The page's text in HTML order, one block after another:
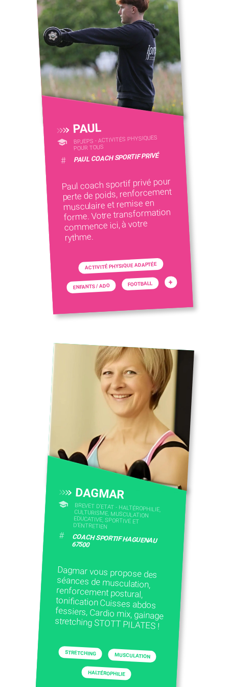
PAUL
BPJEPS - ACTIVITÉS PHYSIQUES
POUR TOUS
# PAUL COACH SPORTIF PRIVÉ
Paul coach sportif privé pour
perte de poids, renforcement
musculaire et remise en
forme. Votre transformation
commence ici, à votre
rythme.
ACTIVITÉ PHYSIQUE ADAPTÉE
ENFANTS / ADO FOOTBALL +
DAGMAR
BREVET D'ETAT - HALTÉROPHILIE,
CULTURISME, MUSCULATION
EDUCATIVE, SPORTIVE ET
D'ENTRETIEN
# COACH SPORTIF HAGUENAU
67500
Dagmar vous propose des
séances de musculation,
renforcement postural,
tonification Cuisses abdos
fessiers, Cardio mix, gainage
stretching STOTT PILATES !
STRETCHING MUSCULATION
HALTÉROPHILIE